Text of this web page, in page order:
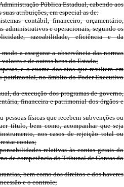
Pública Estadual, cabendo aos
atribuições, em especial as de:
contábil, financeiro, orçamentário,
administrativos e operacionais, segundo os
razoabilidade, eficiência e da
a assegurar a observância das normas
e de outros bens do Estado;
e o exame dos atos que resultem em
patrimonial, no âmbito do Poder Executivo
da execução dos programas de governo,
financeira e patrimonial dos órgãos e
físicas que recebem subvenções ou
título, bem como, acompanhar que seja
nos casos de rejeição total ou
contas;
relativas às contas gerais do
de competência do Tribunal de Contas do
bem como dos direitos e dos haveres
e o controle;